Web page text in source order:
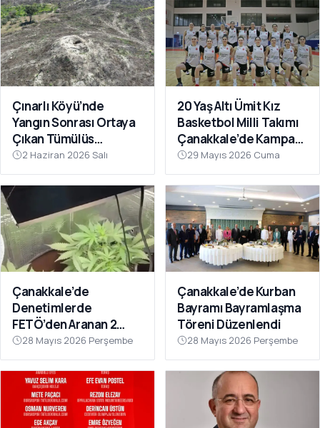
Çınarlı Köyü’nde
Yangın Sonrası Ortaya
Çıkan Tümülüs
Definecilerin Hedefi
Oldu
2 Haziran 2026 Salı
20 Yaş Altı Ümit Kız
Basketbol Milli Takımı
Çanakkale’de Kampa
Girdi
29 Mayıs 2026 Cuma
Çanakkale’de
Denetimlerde
FETÖ’den Aranan 2
Firari Hükümlü
Yakalandı
28 Mayıs 2026 Perşembe
Çanakkale’de Kurban
Bayramı Bayramlaşma
Töreni Düzenlendi
28 Mayıs 2026 Perşembe